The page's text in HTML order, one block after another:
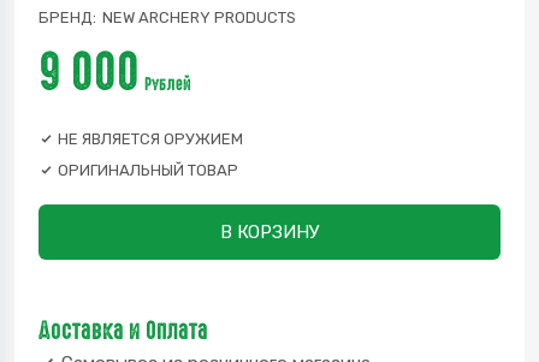
БРЕНД: NEW ARCHERY PRODUCTS
9 000 Рублей
НЕ ЯВЛЯЕТСЯ ОРУЖИЕМ
ОРИГИНАЛЬНЫЙ ТОВАР
В КОРЗИНУ
Доставка и Оплата